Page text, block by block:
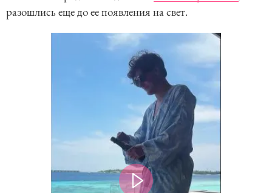
разошлись еще до ее появления на свет.